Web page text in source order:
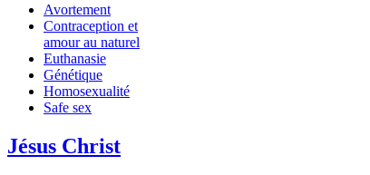
Avortement
Contraception et
amour au naturel
Euthanasie
Génétique
Homosexualité
Safe sex
Jésus Christ